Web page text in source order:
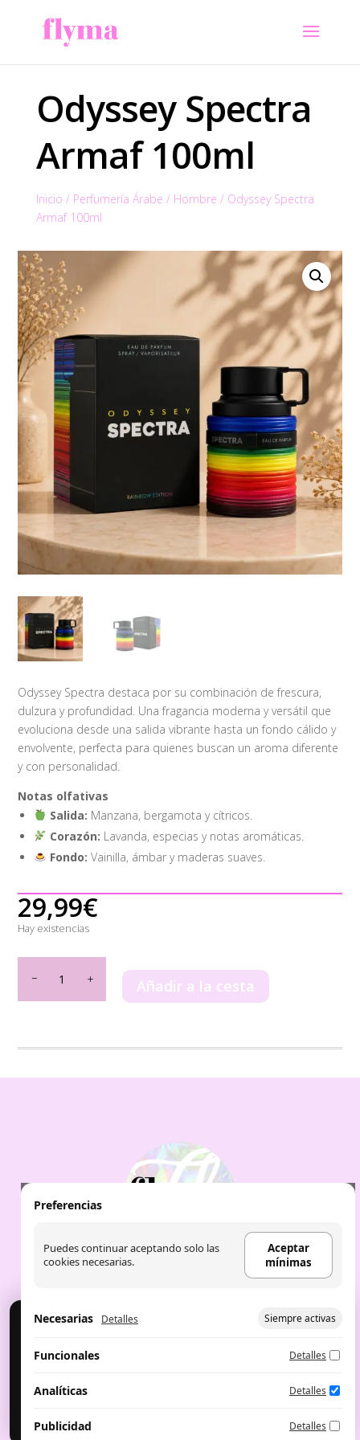
Odyssey Spectra
Armaf 100ml
Inicio / Perfumería Árabe / Hombre / Odyssey Spectra
Armaf 100ml
Odyssey Spectra destaca por su combinación de frescura,
dulzura y profundidad. Una fragancia moderna y versátil que
evoluciona desde una salida vibrante hasta un fondo cálido y
envolvente, perfecta para quienes buscan un aroma diferente
y con personalidad.
Notas olfativas
Salida: Manzana, bergamota y cítricos.
Corazón: Lavanda, especias y notas aromáticas.
Fondo: Vainilla, ámbar y maderas suaves.
29,99€
Hay existencias
Spectra
Armaf
Añadir a la cesta
privacidad
Cookies
aceptar, rechazar o configurar.
Configurar preferencias Aceptar mínimas
Preferencias
Puedes continuar aceptando solo las
cookies necesarias.
Aceptar
mínimas
Necesarias Detalles Siempre activas
Funcionales Detalles
Analíticas Detalles
Publicidad Detalles